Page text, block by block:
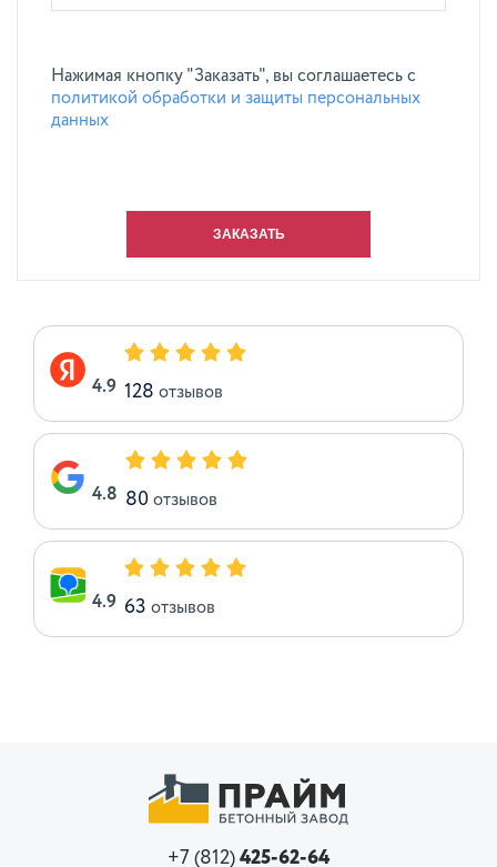
Нажимая кнопку "Заказать", вы соглашаетесь с
политикой обработки и защиты персональных
данных
4.9 128 отзывов
4.8 80 отзывов
4.9 63 отзывов
+7 (812) 425-62-64